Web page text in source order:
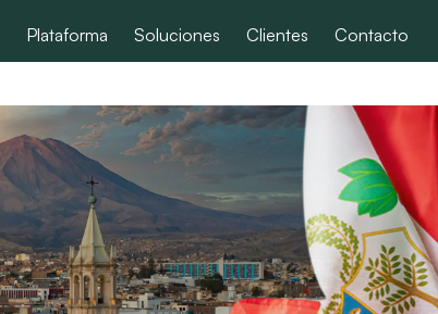
Plataforma Soluciones Clientes Contacto